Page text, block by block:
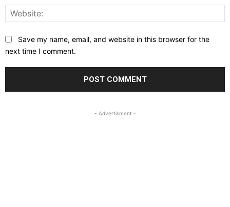
Save my name, email, and website in this browser for the
next time I comment.
- Advertisment -